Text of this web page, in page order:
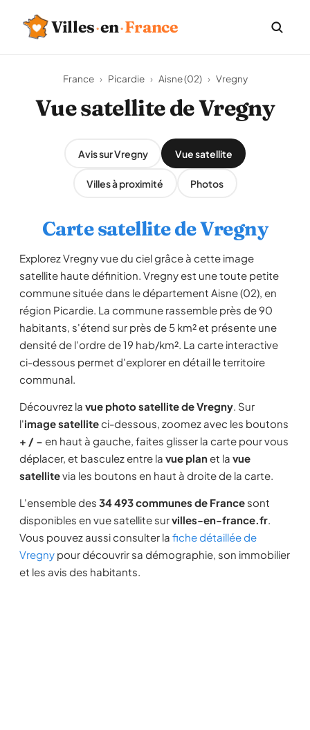
Villes·en·France
France › Picardie › Aisne (02) › Vregny
Vue satellite de Vregny
Avis sur Vregny Vue satellite
Villes à proximité Photos
Carte satellite de Vregny
Explorez Vregny vue du ciel grâce à cette image
satellite haute définition. Vregny est une toute petite
commune située dans le département Aisne (02), en
région Picardie. La commune rassemble près de 90
habitants, s'étend sur près de 5 km² et présente une
densité de l'ordre de 19 hab/km². La carte interactive
ci-dessous permet d'explorer en détail le territoire
communal.
Découvrez la vue photo satellite de Vregny. Sur
l'image satelliteci-dessous, zoomez avec les boutons
+ / − en haut à gauche, faites glisser la carte pour vous
déplacer, et basculez entre la vue planet la vue
satellitevia les boutons en haut à droite de la carte.
L'ensemble des 34 493 communes de France sont
disponibles en vue satellite survilles-en-france.fr.
Vous pouvez aussi consulter la fiche détaillée de
Vregny pour découvrir sa démographie, son immobilier
et les avis des habitants.